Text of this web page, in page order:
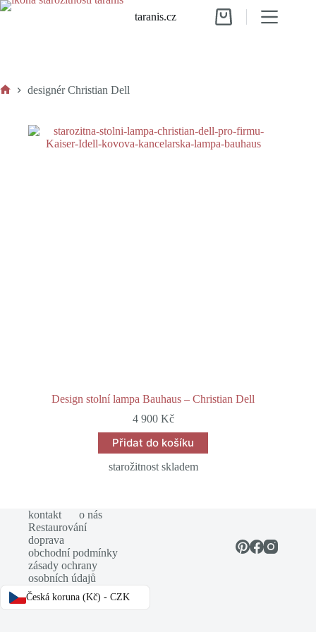
Skip
taranis.cz
Shopping
designér Christian Dell
Design stolní lampa Bauhaus – Christian Dell
4 900 Kč
Přidat do košíku
starožitnost skladem
kontakt
o nás
Restaurování
doprava
obchodní podmínky
zásady ochrany
osobních údajů
Česká koruna (Kč) - CZK